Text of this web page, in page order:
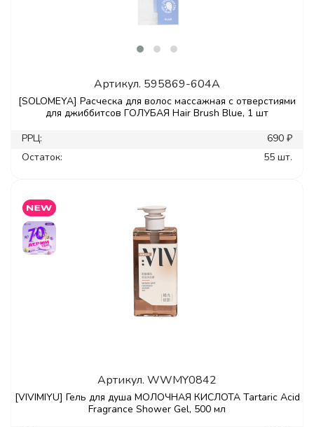
Артикул. 595869-604A
[SOLOMEYA] Расческа для волос массажная с отверстиями
для джиббитсов ГОЛУБАЯ Hair Brush Blue, 1 шт
РРЦ:
690 ₽
Остаток:
55 шт.
Артикул. WWMY0842
[VIVIMIYU] Гель для душа МОЛОЧНАЯ КИСЛОТА Tartaric Acid
Fragrance Shower Gel, 500 мл